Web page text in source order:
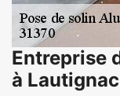
Entreprise
à